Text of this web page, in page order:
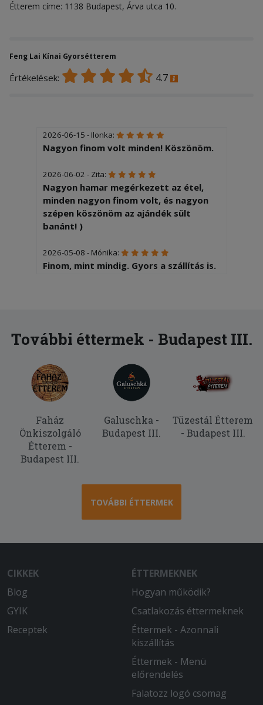
Étterem címe: 1138 Budapest, Árva utca 10.
Feng Lai Kínai Gyorsétterem
Értékelések: 4.7
2026-06-15 - Ilonka:
Nagyon finom volt minden! Köszönöm.
2026-06-02 - Zita:
Nagyon hamar megérkezett az étel,
minden nagyon finom volt, és nagyon
szépen köszönöm az ajándék sült
banánt! )
2026-05-08 - Mónika:
Finom, mint mindig. Gyors a szállítás is.
2025-10-20 - Ilonka:
Finom volt minden, mint mindig.
2025-10-07 - Noémi:
Olyan sós volt a tèszta nem lehet még
2025-06-24 - Zoltán:
nagyon csíííííp
Nem csalódtam, megint nagyon finom
volt. Hamar megkaptam, a futár
További éttermek - Budapest III.
Faház
Önkiszolgáló
Étterem -
Budapest III.
Galuschka -
Budapest III.
Tüzestál Étterem
- Budapest III.
TOVÁBBI ÉTTERMEK
CIKKEK
Blog
GYIK
Receptek
ÉTTERMEKNEK
Hogyan működik?
Csatlakozás éttermeknek
Éttermek - Azonnali
kiszállítás
Éttermek - Menü
előrendelés
Falatozz logó csomag